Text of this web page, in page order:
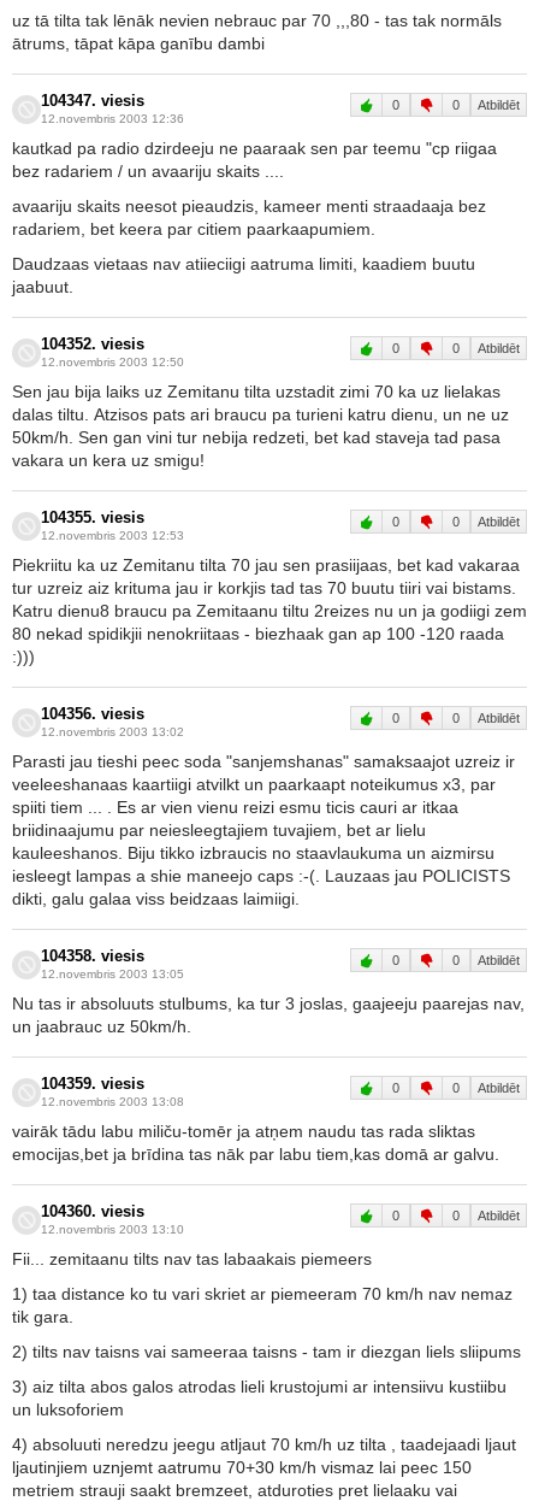
uz tā tilta tak lēnāk nevien nebrauc par 70 ,,,80 - tas tak normāls
ātrums, tāpat kāpa ganību dambi
104347. viesis
12.novembris 2003 12:36
0 0 Atbildēt
kautkad pa radio dzirdeeju ne paaraak sen par teemu "cp riigaa
avaariju skaits neesot pieaudzis, kameer menti straadaaja bez
radariem, bet keera par citiem paarkaapumiem.
Daudzaas vietaas nav atiieciigi aatruma limiti, kaadiem buutu
jaabuut.
104352. viesis
12.novembris 2003 12:50
0 0 Atbildēt
Sen jau bija laiks uz Zemitanu tilta uzstadit zimi 70 ka uz lielakas
dalas tiltu. Atzisos pats ari braucu pa turieni katru dienu, un ne uz
50km/h. Sen gan vini tur nebija redzeti, bet kad staveja tad pasa
vakara un kera uz smigu!
104355. viesis
12.novembris 2003 12:53
0 0 Atbildēt
Piekriitu ka uz Zemitanu tilta 70 jau sen prasiijaas, bet kad vakaraa
tur uzreiz aiz krituma jau ir korkjis tad tas 70 buutu tiiri vai bistams.
Katru dienu8 braucu pa Zemitaanu tiltu 2reizes nu un ja godiigi zem
80 nekad spidikjii nenokriitaas - biezhaak gan ap 100 -120 raada
:)))
104356. viesis
12.novembris 2003 13:02
0 0 Atbildēt
Parasti jau tieshi peec soda "sanjemshanas" samaksaajot uzreiz ir
veeleeshanaas kaartiigi atvilkt un paarkaapt noteikumus x3, par
spiiti tiem ... . Es ar vien vienu reizi esmu ticis cauri ar itkaa
briidinaajumu par neiesleegtajiem tuvajiem, bet ar lielu
kauleeshanos. Biju tikko izbraucis no staavlaukuma un aizmirsu
iesleegt lampas a shie maneejo caps :-(. Lauzaas jau POLICISTS
dikti, galu galaa viss beidzaas laimiigi.
104358. viesis
12.novembris 2003 13:05
0 0 Atbildēt
Nu tas ir absoluuts stulbums, ka tur 3 joslas, gaajeeju paarejas nav,
un jaabrauc uz 50km/h.
104359. viesis
12.novembris 2003 13:08
0 0 Atbildēt
vairāk tādu labu miliču-tomēr ja atņem naudu tas rada sliktas
emocijas,bet ja brīdina tas nāk par labu tiem,kas domā ar galvu.
104360. viesis
12.novembris 2003 13:10
0 0 Atbildēt
Fii... zemitaanu tilts nav tas labaakais piemeers
1) taa distance ko tu vari skriet ar piemeeram 70 km/h nav nemaz
tik gara.
2) tilts nav taisns vai sameeraa taisns - tam ir diezgan liels sliipums
3) aiz tilta abos galos atrodas lieli krustojumi ar intensiivu kustiibu
un luksoforiem
4) absoluuti neredzu jeegu atljaut 70 km/h uz tilta , taadejaadi ljaut
ljautinjiem uznjemt aatrumu 70+30 km/h vismaz lai peec 150
metriem strauji saakt bremzeet, atduroties pret lielaaku vai